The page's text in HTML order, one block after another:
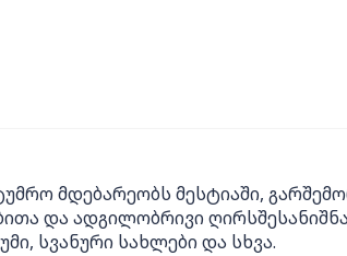
მდებარეობს მესტიაში,
და ადგილობრივი
სვანური სახლები და სხვა.